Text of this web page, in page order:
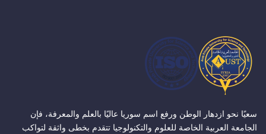
سعيًا نحو ازدهار الوطن ورفع اسم سوريا عاليًا بالعلم والمعرفة، فإن
الجامعة العربية الخاصة للعلوم والتكنولوجيا تتقدم بخطى واثقة لتواكب